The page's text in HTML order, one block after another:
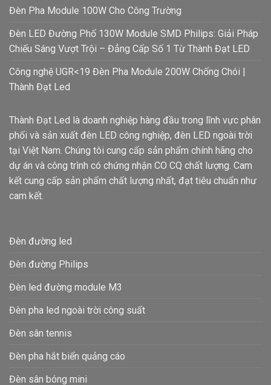
Đèn Pha Module 100W Cho Công Trường
Đèn LED Đường Phố 130W Module SMD Philips: Giải Pháp
Chiếu Sáng Vượt Trội – Đẳng Cấp Số 1 Từ Thành Đạt LED
Công nghệ UGR<19 Đèn Pha Module 200W Chống Chói |
Thành Đạt Led
Thành Đạt Led là doanh nghiệp hàng đầu trong lĩnh vực phân
phối và sản xuất đèn LED công nghiệp, đèn LED ngoài trời
tại Việt Nam. Chúng tôi cung cấp sản phẩm chính hãng cho
dự án và công trình có chứng nhận CO CQ chất lượng. Cam
kết cung cấp sản phẩm chất lượng nhất, đạt tiêu chuẩn như
cam kết.
Đèn đường led
Đèn đường Philips
Đèn led đường module M3
Đèn pha led ngoài trời công suất
Đèn sân tennis
Đèn pha hắt biển quảng cáo
Đèn sân bóng mini